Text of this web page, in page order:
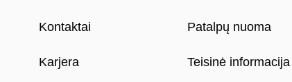
Kontaktai
Karjera
Patalpų nuoma
Teisinė informacija